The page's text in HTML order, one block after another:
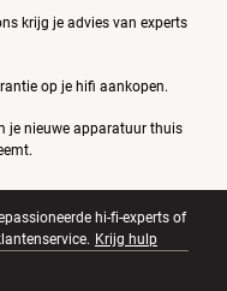
krijg je advies van experts
op je hifi aankopen.
je nieuwe apparatuur thuis
hi-fi-experts of
Krijg hulp